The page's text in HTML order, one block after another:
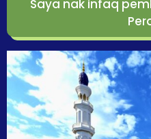
Saya nak infaq